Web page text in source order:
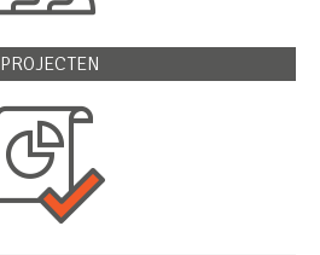
PROJECTEN